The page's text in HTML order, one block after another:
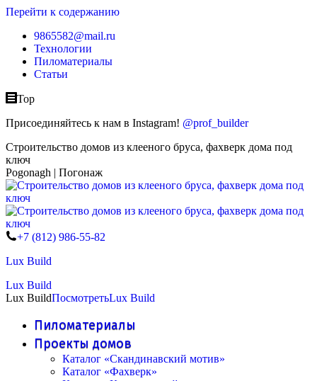
Перейти к содержанию
9865582@mail.ru
Технологии
Пиломатериалы
Статьи
Top
Присоединяйтесь к нам в Instagram! @prof_builder
Строительство домов из клееного бруса, фахверк дома под
ключ
Pogonagh | Погонаж
+7 (812) 986-55-82
Lux Build
Lux Build
Lux BuildПосмотретьLux Build
Пиломатериалы
Проекты домов
Каталог «Скандинавский мотив»
Каталог «Фахверк»